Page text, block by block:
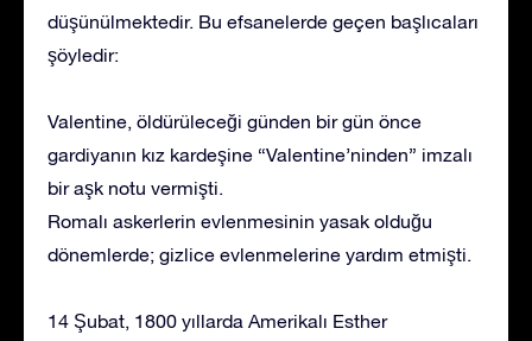
düşünülmektedir. Bu efsanelerde geçen başlıcaları
şöyledir:
Valentine, öldürüleceği günden bir gün önce
gardiyanın kız kardeşine “Valentine’ninden” imzalı
bir aşk notu vermişti.
Romalı askerlerin evlenmesinin yasak olduğu
dönemlerde; gizlice evlenmelerine yardım etmişti.
14 Şubat, 1800 yıllarda Amerikalı Esther